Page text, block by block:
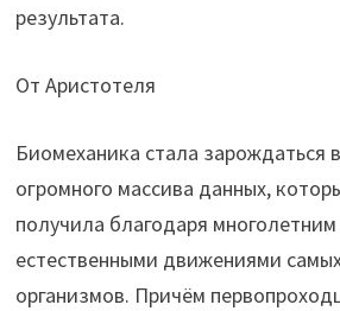
результата.
От Аристотеля
Биомеханика стала зарождаться
огромного массива данных,
получила благодаря
естественными движениями
организмов. Причём